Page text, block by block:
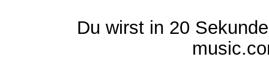
Du wirst in 20